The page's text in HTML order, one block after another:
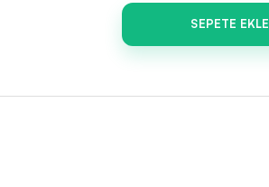
SEPETE EKLE